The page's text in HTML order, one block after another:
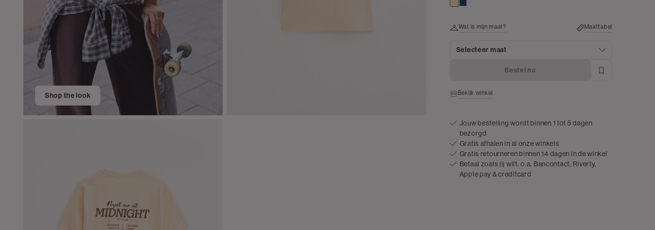
Shop the look
Wat is mijn maat? Maattabel
Selecteer maat
Bestel nu
Bekijk winkel
Jouw bestelling wordt binnen 1 tot 5 dagen
bezorgd
Gratis afhalen in al onze winkels
Gratis retourneren binnen 14 dagen in de winkel
Betaal zoals jij wilt: o.a. Bancontact, Riverty,
Apple pay & creditcard